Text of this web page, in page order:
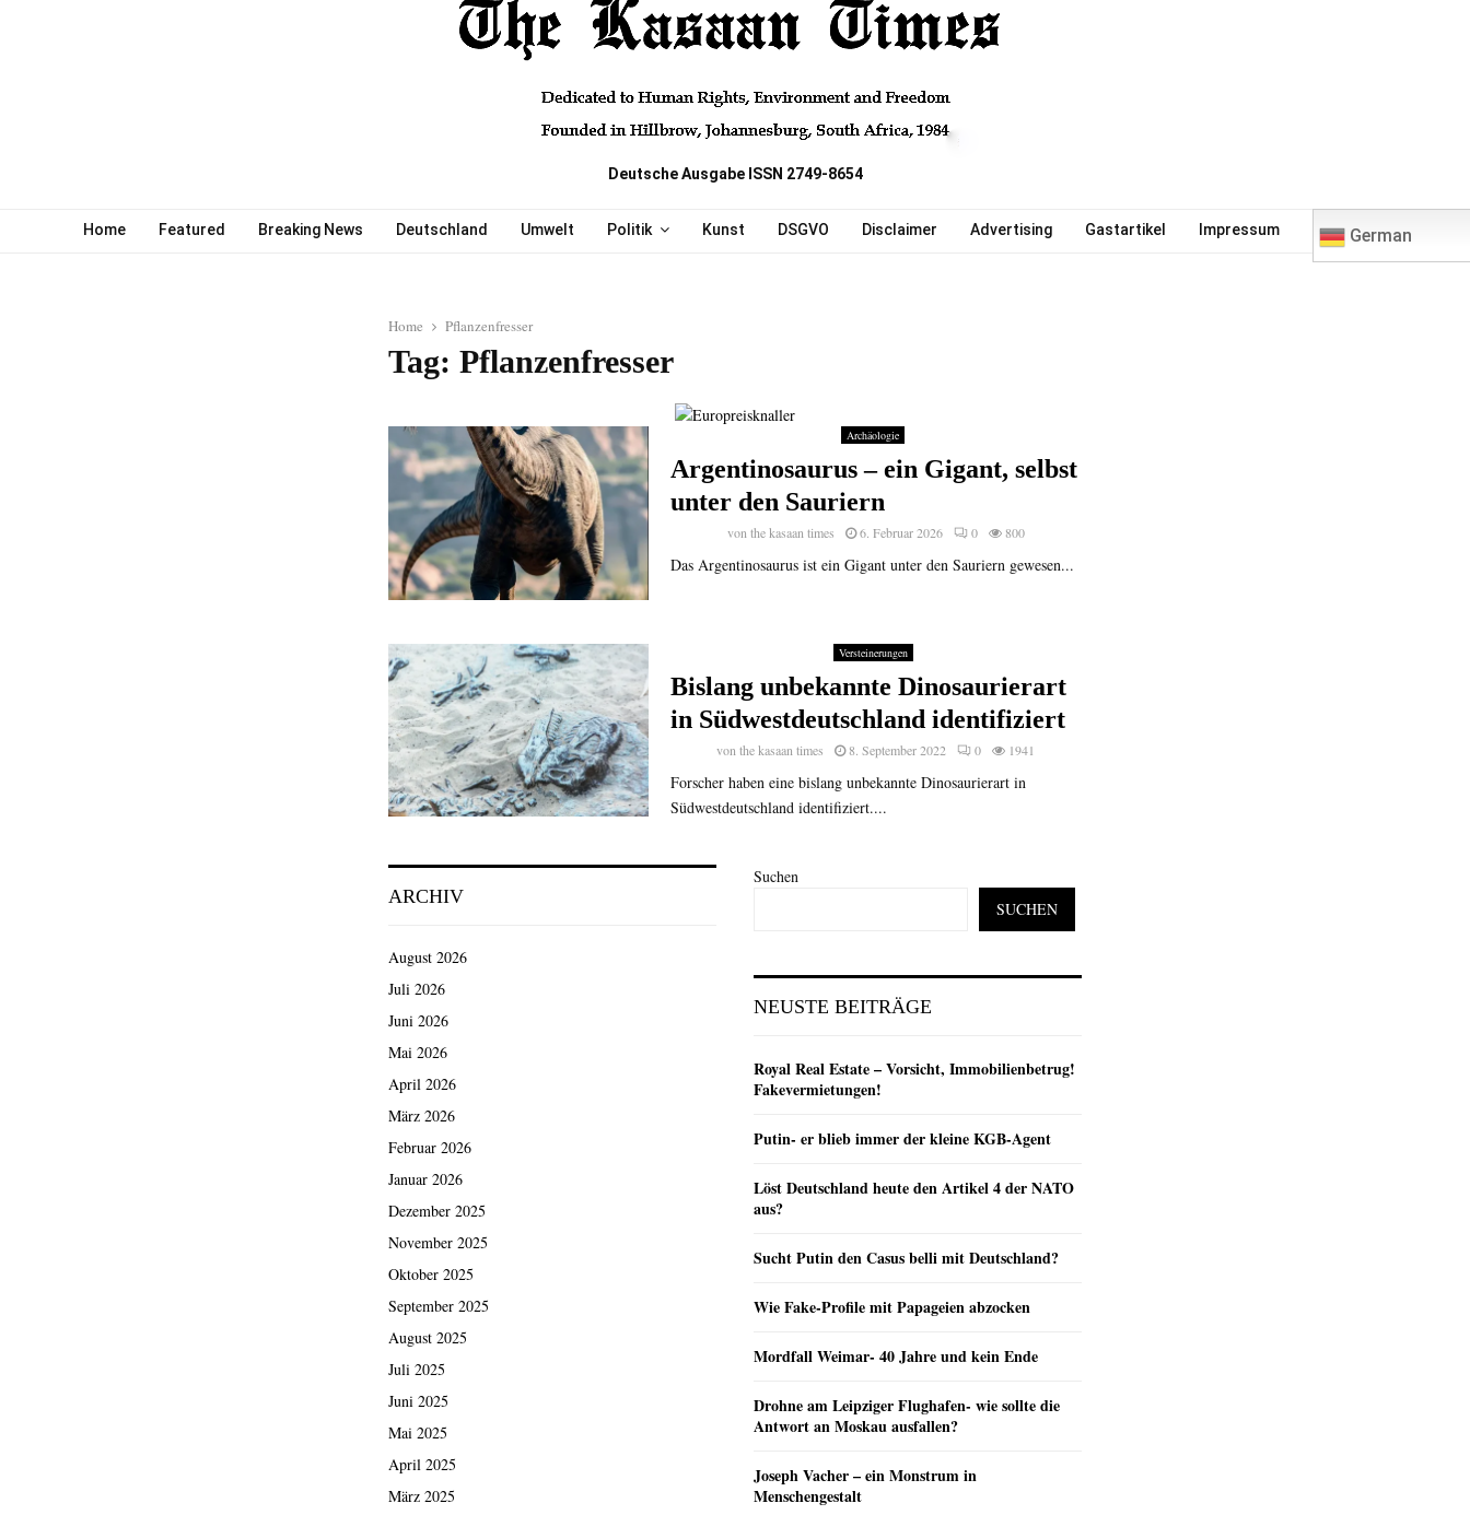
Deutsche Ausgabe ISSN 2749-8654
Home Featured Breaking News Deutschland Umwelt Politik Kunst DSGVO Disclaimer Advertising Gastartikel Impressum German
Home Pflanzenfresser
Tag: Pflanzenfresser
Archäologie
Argentinosaurus – ein Gigant, selbst
unter den Sauriern
vonthe kasaan times 6. Februar 2026 0 800
Das Argentinosaurus ist ein Gigant unter den Sauriern gewesen...
Versteinerungen
Bislang unbekannte Dinosaurierart
in Südwestdeutschland identifiziert
vonthe kasaan times 8. September 2022 0 1941
Forscher haben eine bislang unbekannte Dinosaurierart in
Südwestdeutschland identifiziert....
ARCHIV
August 2026
Juli 2026
Juni 2026
Mai 2026
April 2026
März 2026
Februar 2026
Januar 2026
Dezember 2025
November 2025
Oktober 2025
September 2025
August 2025
Juli 2025
Juni 2025
Mai 2025
April 2025
März 2025
Suchen
SUCHEN
NEUSTE BEITRÄGE
Royal Real Estate – Vorsicht, Immobilienbetrug!
Fakevermietungen!
Putin- er blieb immer der kleine KGB-Agent
Löst Deutschland heute den Artikel 4 der NATO
aus?
Sucht Putin den Casus belli mit Deutschland?
Wie Fake-Profile mit Papageien abzocken
Mordfall Weimar- 40 Jahre und kein Ende
Drohne am Leipziger Flughafen- wie sollte die
Antwort an Moskau ausfallen?
Joseph Vacher – ein Monstrum in
Menschengestalt